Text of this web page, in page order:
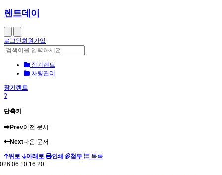
렌트데이
로그인회원가입
장기렌트
차량관리
장기렌트
?
단축키
Prev이전 문서
Next다음 문서
위로 아래로 인쇄 첨부
목록
16:20